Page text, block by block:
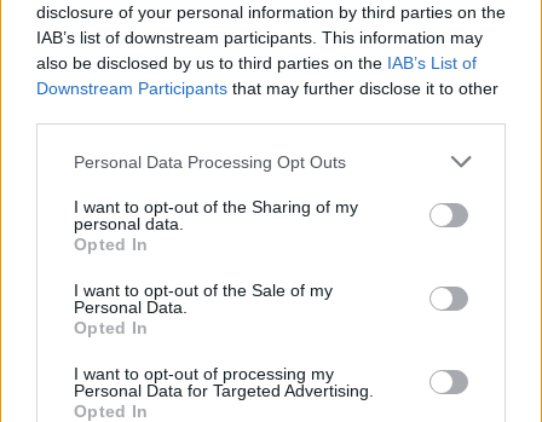
disclosure of your personal information by third parties on the
IAB’s list of downstream participants. This information may
also be disclosed by us to third parties on the IAB’s List of
Downstream Participants that may further disclose it to other
Personal Data Processing Opt Outs
I want to opt-out of the Sharing of my
personal data.
Opted In
I want to opt-out of the Sale of my
Personal Data.
Opted In
I want to opt-out of processing my
Personal Data for Targeted Advertising.
Opted In